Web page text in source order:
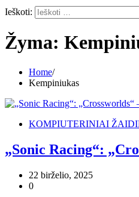
Ieškoti:
Žyma:
Home
Kempiniukas
KOMPIUTERINIAI
„Sonic Racing“:
22 birželio, 2025
0